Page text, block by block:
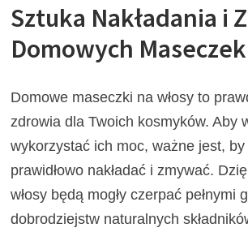
Sztuka Nakładania i
Domowych
Domowe maseczki na włosy to
zdrowia dla Twoich kosmyków. Aby
wykorzystać ich moc, ważne jest,
prawidłowo nakładać i zmywać.
włosy będą mogły czerpać pełnymi
dobrodziejstw naturalnych